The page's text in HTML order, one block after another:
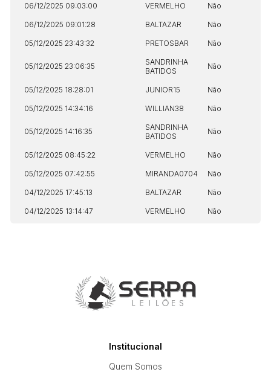
06/12/2025 09:03:00 VERMELHO Não
06/12/2025 09:01:28 BALTAZAR Não
05/12/2025 23:43:32 PRETOSBAR Não
05/12/2025 23:06:35
SANDRINHA
BATIDOS
Não
05/12/2025 18:28:01 JUNIOR15 Não
05/12/2025 14:34:16 WILLIAN38 Não
05/12/2025 14:16:35
SANDRINHA
BATIDOS
Não
05/12/2025 08:45:22 VERMELHO Não
05/12/2025 07:42:55 MIRANDA0704 Não
04/12/2025 17:45:13 BALTAZAR Não
04/12/2025 13:14:47 VERMELHO Não
Institucional
Quem Somos